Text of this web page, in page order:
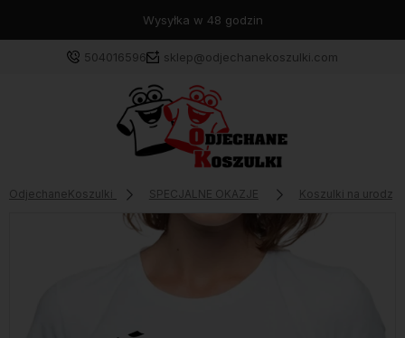
Wysyłka w 48 godzin
504016596 sklep@odjechanekoszulki.com
OdjechaneKoszulki SPECJALNE OKAZJE Koszulki na